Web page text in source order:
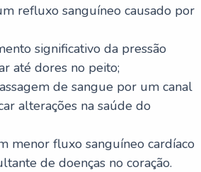
refluxo sanguíneo causado por
significativo da pressão
até dores no peito;
de sangue por um canal
alterações na saúde do
menor fluxo sanguíneo cardíaco
de doenças no coração.